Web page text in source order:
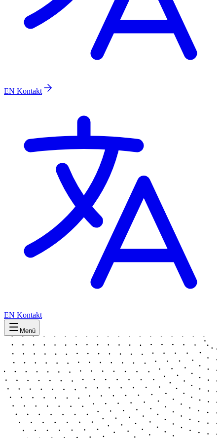
EN Kontakt
EN Kontakt
Menü